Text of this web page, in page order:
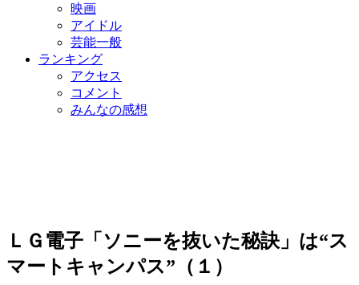
映画
アイドル
芸能一般
ランキング
アクセス
コメント
みんなの感想
ＬＧ電子「ソニーを抜いた秘訣」は“ス
マートキャンパス”（１）